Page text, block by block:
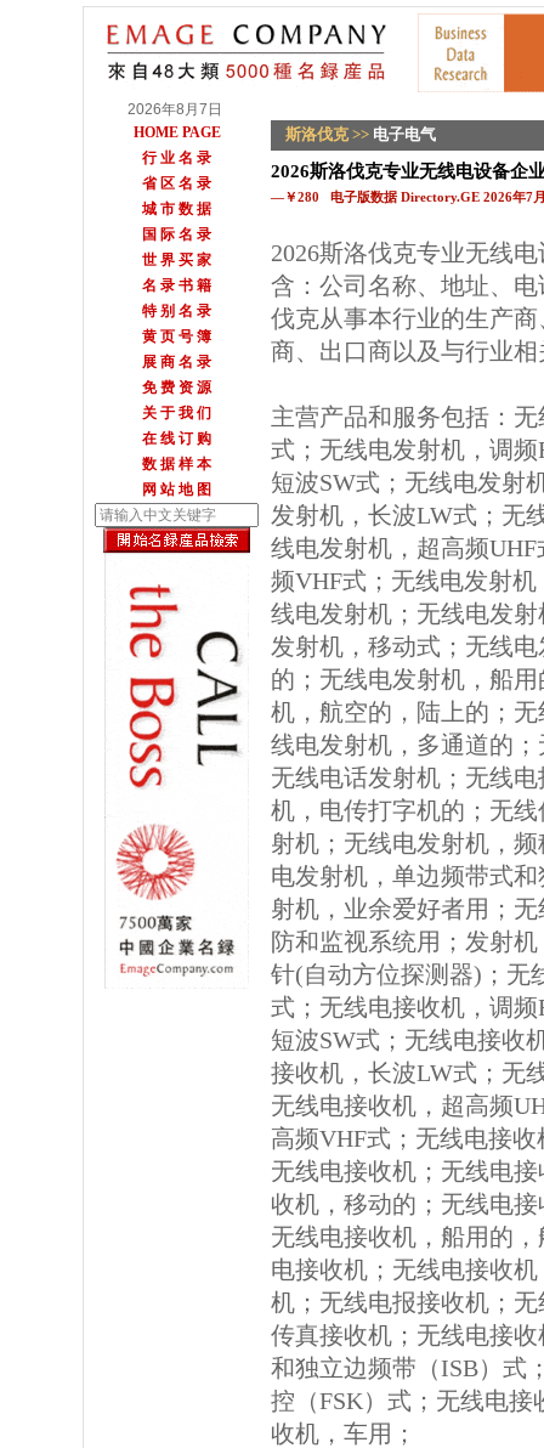
2026年8月7日
HOME PAGE
行 业 名 录
省 区 名 录
城 市 数 据
国 际 名 录
世 界 买 家
名 录 书 籍
特 别 名 录
黄 页 号 簿
展 商 名 录
免 费 资 源
关 于 我 们
在 线 订 购
数 据 样 本
网 站 地 图
斯洛伐克 >> 电子电气
2026斯洛伐克专业无线电设备企
—￥280 电子版数据 Directory.GE 2026年7
2026斯洛伐克专业无线
含：公司名称、地址、
伐克从事本行业的生产
商、出口商以及与行业
主营产品和服务包括：
式；无线电发射机，调
短波SW式；无线电发射
发射机，长波LW式；无
线电发射机，超高频
频VHF式；无线电发射
线电发射机；无线电发
发射机，移动式；无线
的；无线电发射机，船
机，航空的，陆上的；
线电发射机，多通道的
无线电话发射机；无线
机，电传打字机的；无
射机；无线电发射机，
电发射机，单边频带式
射机，业余爱好者用；
防和监视系统用；发射
针(自动方位探测器)；无
式；无线电接收机，调
短波SW式；无线电接收
接收机，长波LW式；无
无线电接收机，超高频
高频VHF式；无线电接
无线电接收机；无线电
收机，移动的；无线电
无线电接收机，船用的
电接收机；无线电接收
机；无线电报接收机；
传真接收机；无线电接
和独立边频带（ISB）式
控（FSK）式；无线电
收机，车用；